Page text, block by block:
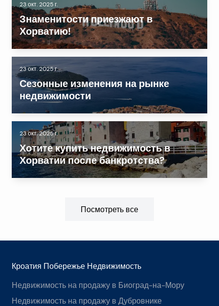
23 окт. 2025 г.
Знаменитости приезжают в
Хорватию!
23 окт. 2025 г.
Сезонные изменения на рынке
недвижимости
23 окт. 2025 г.
Хотите купить недвижимость в
Хорватии после банкротства?
Посмотреть все
Кроатия Побережье Недвижимость
Недвижимость на продажу в Биоград-на-Мору
Недвижимость на продажу в Дубровнике